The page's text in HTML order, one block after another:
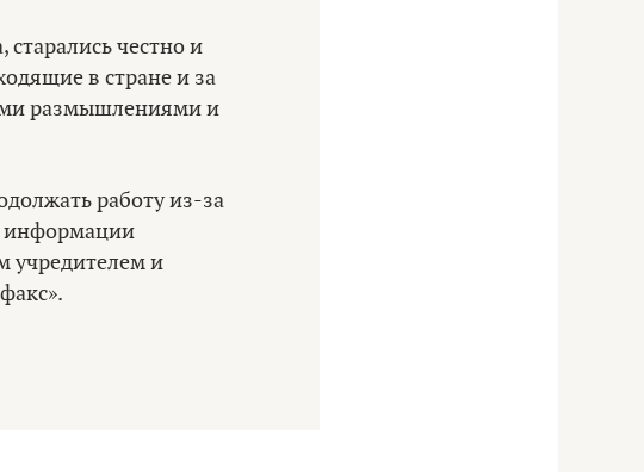
честно и
в стране и за
размышлениями и
работу из-за
информации
учредителем и